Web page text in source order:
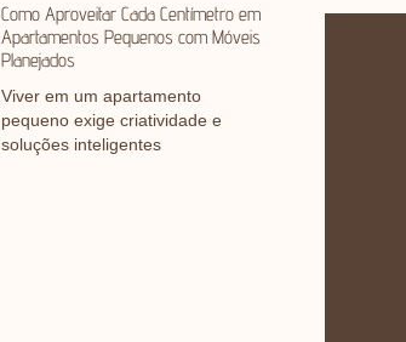
Como Aproveitar Cada Centímetro em
Apartamentos Pequenos com Móveis
Planejados
Viver em um apartamento
pequeno exige criatividade e
soluções inteligentes